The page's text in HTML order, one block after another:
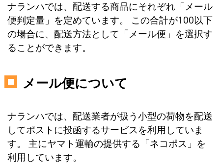
ナランハでは、配送する商品にそれぞれ「メール
便判定量」を定めています。 この合計が100以下
の場合に、配送方法として「メール便」を選択す
ることができます。
メール便について
ナランハでは、配送業者が扱う小型の荷物を配送
してポストに投函するサービスを利用していま
す。 主にヤマト運輸の提供する「ネコポス」を
利用しています。